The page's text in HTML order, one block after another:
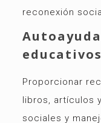
reconexión
educativos
Proporcionar
libros, artículos
sociales y